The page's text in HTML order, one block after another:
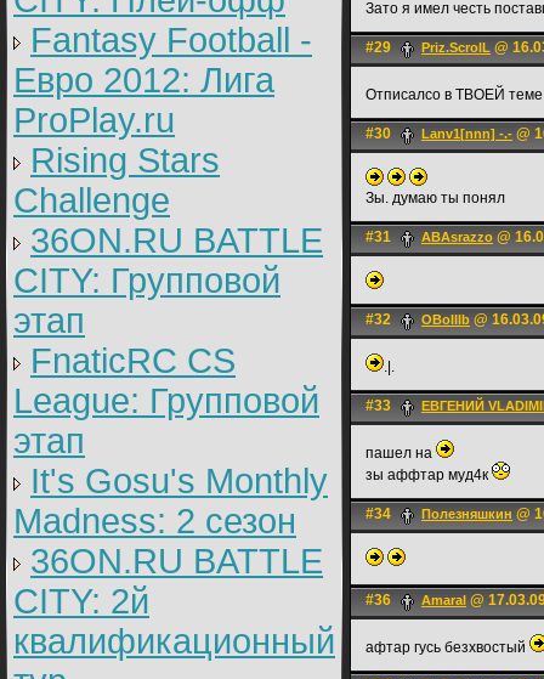
Fantasy Football -
Евро 2012: Лига
ProPlay.ru
Rising Stars
Challenge
36ON.RU BATTLE
CITY: Групповой
этап
FnaticRC CS
League: Групповой
этап
It's Gosu's Monthly
Madness: 2 сезон
36ON.RU BATTLE
CITY: 2й
квалификационный
Зато я имел честь
#29 Priz.ScrolL @
Отписалсо в ТВОЕЙ
#30 Lanv1[nnn] -.- @
Зы. думаю ты понял
#31 ABAsrazzo @
#32 OBoIIIb @
.|.
#33 ЕВГЕНИЙ
пашел на
зы аффтар муд4к
#34 Пoлезняшкин @
#36 Amaral @
афтар гусь безхвостый